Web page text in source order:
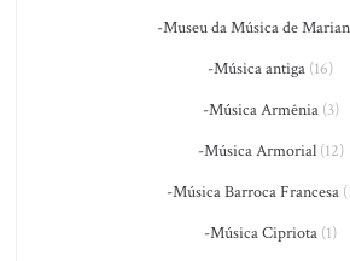
-Museu da Música de
-Música antiga (16)
-Música Armênia(3)
-Música Armorial(12)
-Música Barroca Francesa
-Música Cipriota (1)